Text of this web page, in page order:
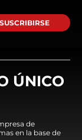
SUSCRIBIRSE
ÚNICO
de
en la base de